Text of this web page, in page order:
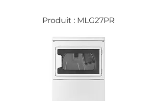
Produit : MLG27PR